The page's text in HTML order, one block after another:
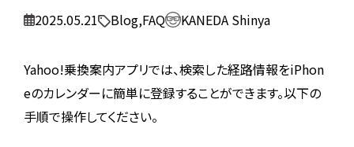
2025.05.21 Blog,FAQ KANEDA Shinya
Yahoo!乗換案内アプリでは、検索した経路情報をiPhon
eのカレンダーに簡単に登録することができます。以下の
手順で操作してください。